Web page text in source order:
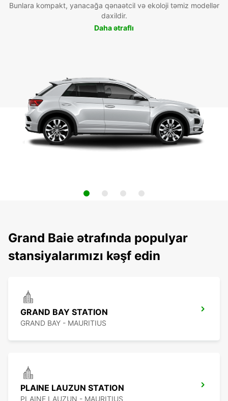
Bunlara kompakt, yanacağa qənaətcil və ekoloji təmiz modellər
daxildir.
Daha ətraflı
Grand Baie ətrafında populyar
stansiyalarımızı kəşf edin
GRAND BAY STATION
GRAND BAY - MAURITIUS
PLAINE LAUZUN STATION
PLAINE LAUZUN - MAURITIUS